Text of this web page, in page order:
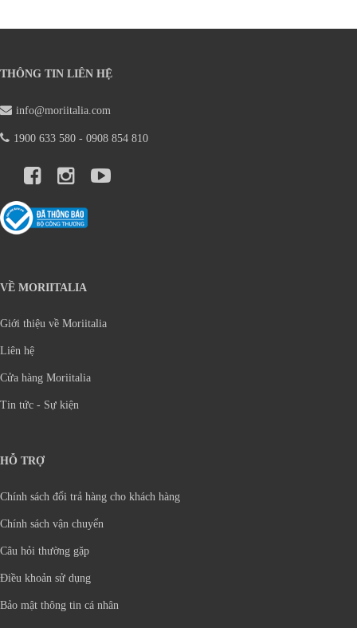
THÔNG TIN LIÊN HỆ
info@moriitalia.com
1900 633 580 - 0908 854 810
VỀ MORIITALIA
Giới thiệu về Moriitalia
Liên hệ
Cửa hàng Moriitalia
Tin tức - Sự kiện
HỖ TRỢ
Chính sách đổi trả hàng cho khách hàng
Chính sách vận chuyển
Câu hỏi thường gặp
Điều khoản sử dụng
Bảo mật thông tin cá nhân